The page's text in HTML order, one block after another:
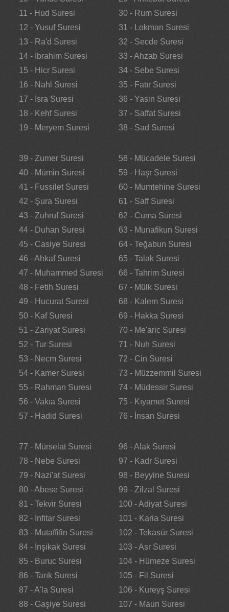
11 - Hud Suresi
12 - Yusuf Suresi
13 - Ra'd Suresi
14 - İbrahim Suresi
15 - Hicr Suresi
16 - Nahl Suresi
17 - İsra Suresi
18 - Kehf Suresi
19 - Meryem Suresi
30 - Rum Suresi
31 - Lokman Suresi
32 - Secde Suresi
33 - Ahzab Suresi
34 - Sebe Suresi
35 - Fatır Suresi
36 - Yasin Suresi
37 - Saffat Suresi
38 - Sad Suresi
39 - Zumer Suresi
40 - Mümin Suresi
41 - Fussilet Suresi
42 - Şura Suresi
43 - Zuhruf Suresi
44 - Duhan Suresi
45 - Casiye Suresi
46 - Ahkaf Suresi
47 - Muhammed Suresi
48 - Fetih Suresi
49 - Hucurat Suresi
50 - Kaf Suresi
51 - Zariyat Suresi
52 - Tur Suresi
53 - Necm Suresi
54 - Kamer Suresi
55 - Rahman Suresi
56 - Vakıa Suresi
57 - Hadid Suresi
58 - Mücadele Suresi
59 - Haşr Suresi
60 - Mumtehine Suresi
61 - Saff Suresi
62 - Cuma Suresi
63 - Munafikun Suresi
64 - Teğabun Suresi
65 - Talak Suresi
66 - Tahrim Suresi
67 - Mülk Suresi
68 - Kalem Suresi
69 - Hakka Suresi
70 - Me'aric Suresi
71 - Nuh Suresi
72 - Cin Suresi
73 - Müzzemmil Suresi
74 - Müdessir Suresi
75 - Kıyamet Suresi
76 - İnsan Suresi
77 - Mürselat Suresi
78 - Nebe Suresi
79 - Nazi'at Suresi
80 - Abese Suresi
81 - Tekvir Suresi
82 - İnfitar Suresi
83 - Mutaffifin Suresi
84 - İnşikak Suresi
85 - Buruc Suresi
86 - Tarık Suresi
87 - A'la Suresi
88 - Gaşiye Suresi
96 - Alak Suresi
97 - Kadr Suresi
98 - Beyyine Suresi
99 - Zilzal Suresi
100 - Adiyat Suresi
101 - Karia Suresi
102 - Tekasür Suresi
103 - Asr Suresi
104 - Hümeze Suresi
105 - Fil Suresi
106 - Kureyş Suresi
107 - Maun Suresi